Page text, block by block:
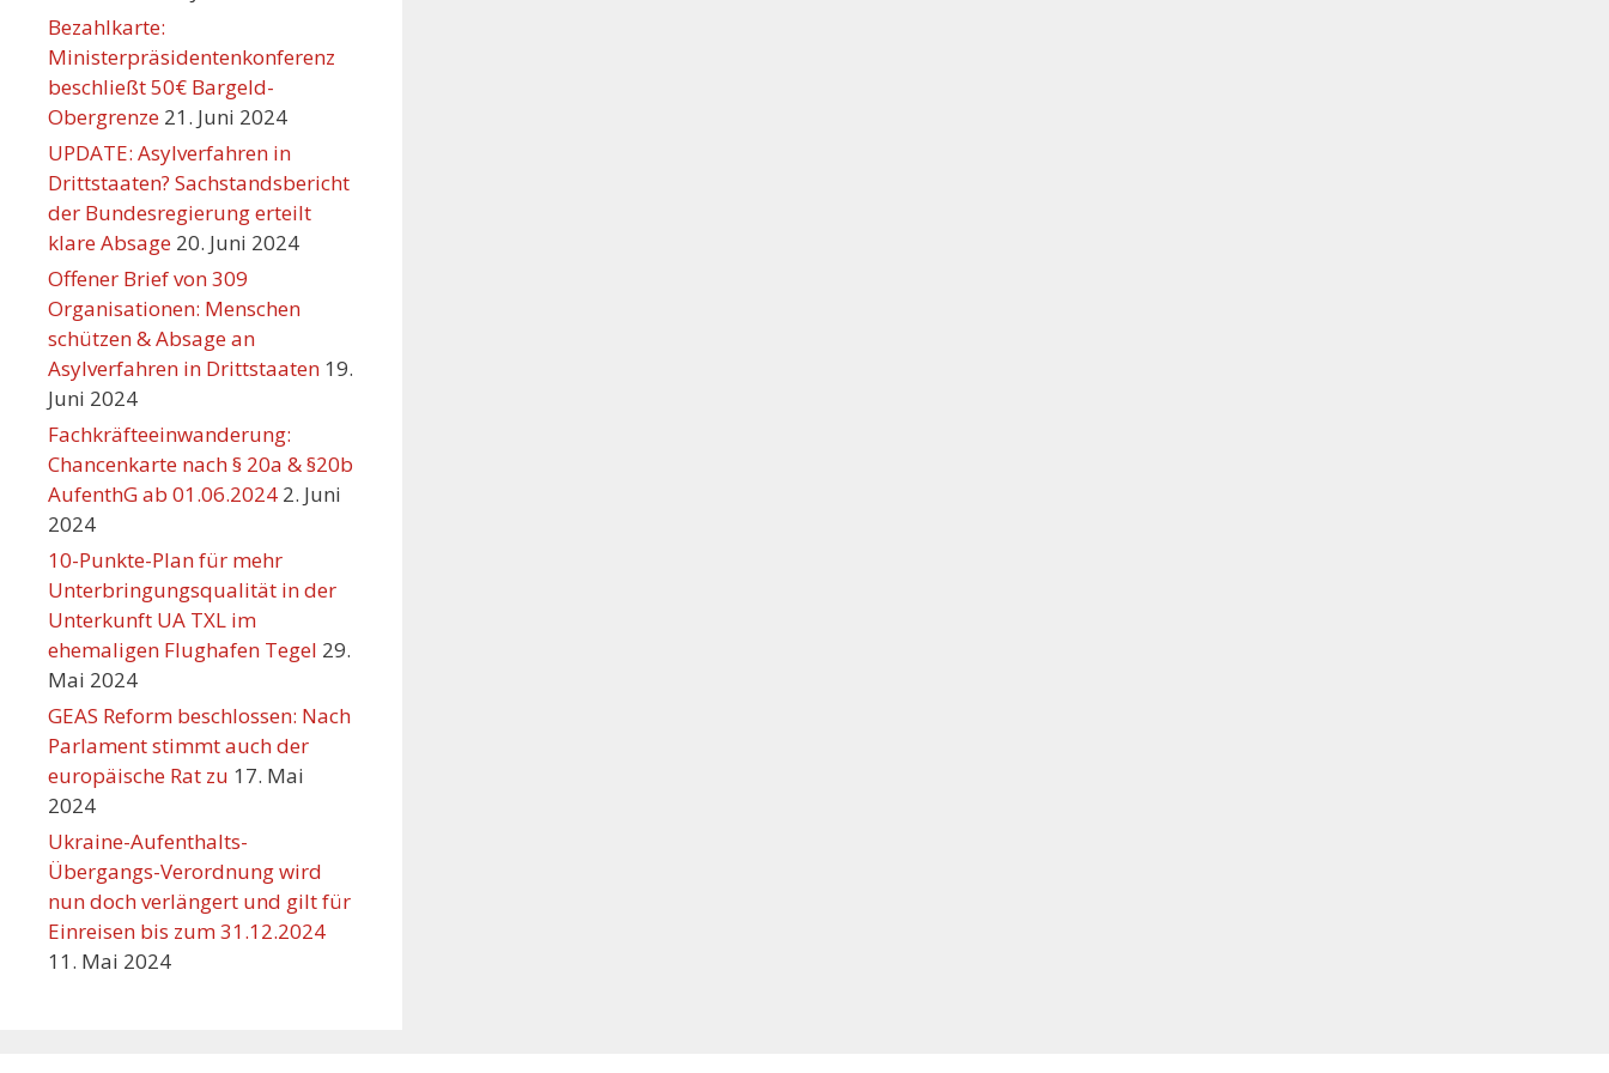
Bezahlkarte:
Ministerpräsidentenkonferenz
beschließt 50€ Bargeld-
Obergrenze 21. Juni 2024
UPDATE: Asylverfahren in
Drittstaaten? Sachstandsbericht
der Bundesregierung erteilt
klare Absage 20. Juni 2024
Offener Brief von 309
Organisationen: Menschen
schützen & Absage an
Asylverfahren in Drittstaaten 19.
Juni 2024
Fachkräfteeinwanderung:
Chancenkarte nach § 20a & §20b
AufenthG ab 01.06.2024 2. Juni
2024
10-Punkte-Plan für mehr
Unterbringungsqualität in der
Unterkunft UA TXL im
ehemaligen Flughafen Tegel 29.
Mai 2024
GEAS Reform beschlossen: Nach
Parlament stimmt auch der
europäische Rat zu 17. Mai
2024
Ukraine-Aufenthalts-
Übergangs-Verordnung wird
nun doch verlängert und gilt für
Einreisen bis zum 31.12.2024
11. Mai 2024